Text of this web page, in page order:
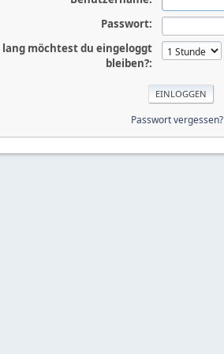
Passwort:
lang möchtest du eingeloggt
bleiben?:
Passwort vergessen?